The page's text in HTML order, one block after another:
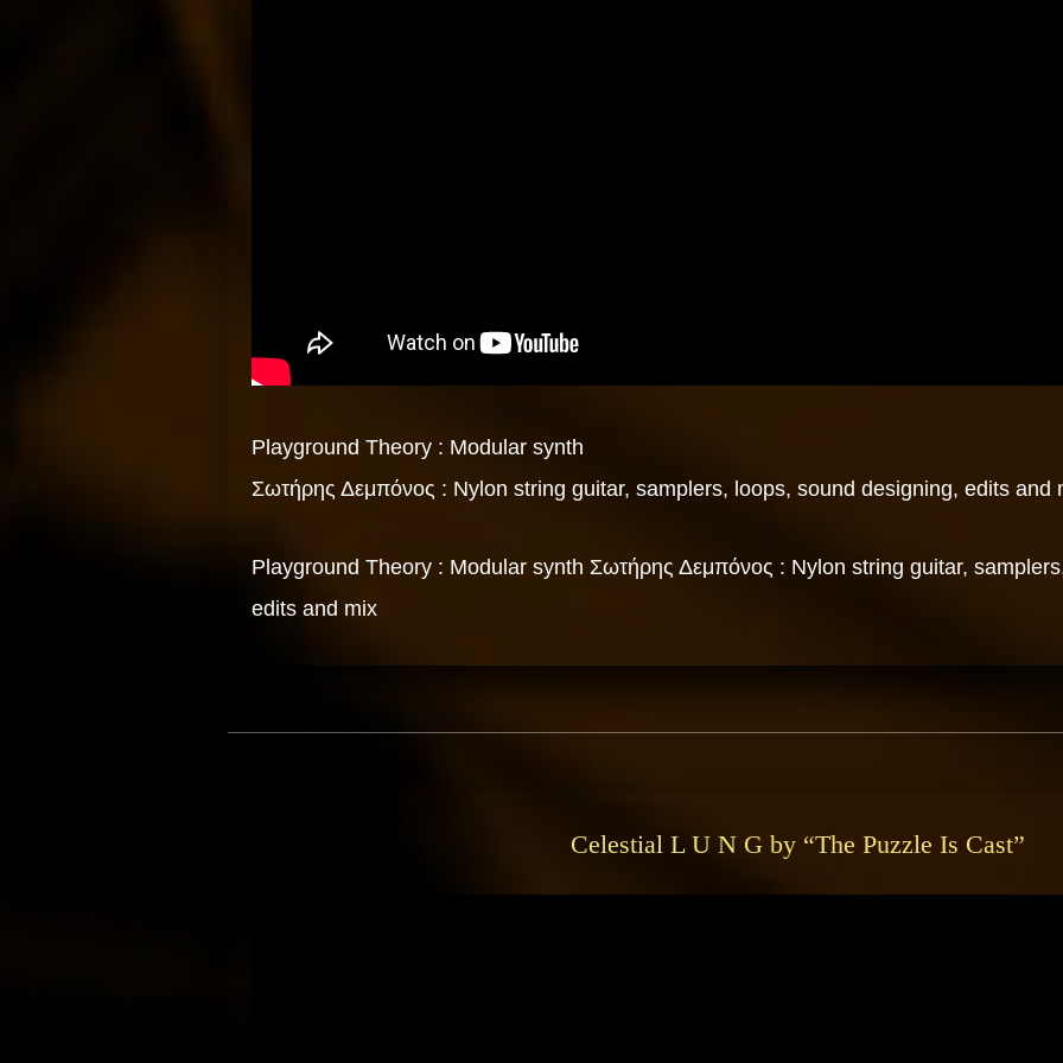
Playground Theory : Modular synth
Σωτήρης Δεμπόνος : Nylon string guitar, samplers, loops, sound designing, edits and
Playground Theory : Modular synth Σωτήρης Δεμπόνος : Nylon string guitar,
edits and mix
Celestial L U N G by “The Puzzle Is Cast”